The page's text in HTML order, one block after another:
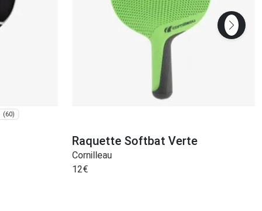
(60)
Raquette Softbat Verte
Cornilleau
12€